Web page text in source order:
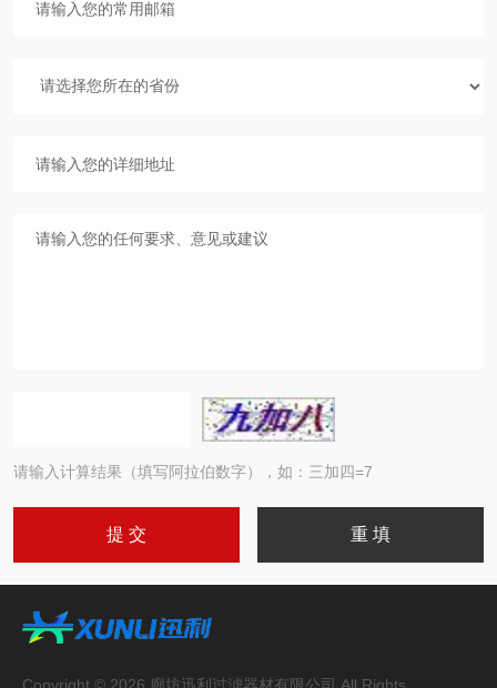
请输入计算结果（填写阿拉伯数字），如：三加四=7